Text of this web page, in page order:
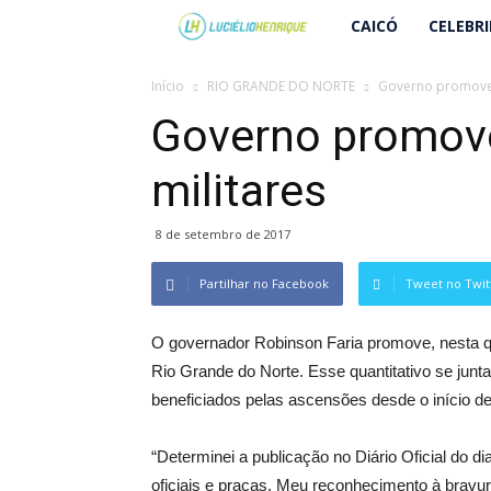
Lucielio
Henrique
CAICÓ
Início RIO GRANDE DO NORTE Governo
Governo
militares
8 de setembro de 2017
Partilhar no Facebook Tweet no
O governador Robinson Faria promove, nesta
Rio Grande do Norte. Esse quantitativo se
beneficiados pelas ascensões desde o início
“Determinei a publicação no Diário Oficial do
oficiais e praças. Meu reconhecimento à